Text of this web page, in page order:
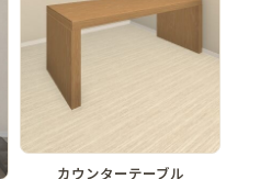
カウンターテーブル